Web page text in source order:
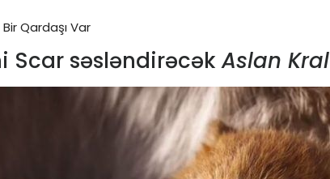
Qardaşı Var
Scar səsləndirəcəkAslan Kral